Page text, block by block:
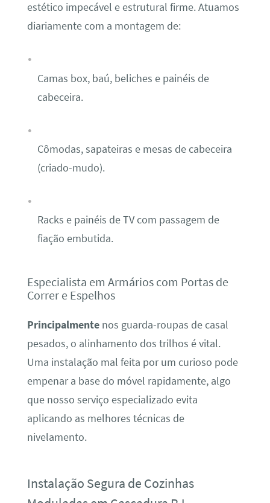
estético impecável e estrutural firme. Atuamos
diariamente com a montagem de:
Camas box, baú, beliches e painéis de
cabeceira.
Cômodas, sapateiras e mesas de cabeceira
(criado-mudo).
Racks e painéis de TV com passagem de
fiação embutida.
Especialista em Armários com Portas de
Correr e Espelhos
Principalmentenos guarda-roupas de casal
pesados, o alinhamento dos trilhos é vital.
Uma instalação mal feita por um curioso pode
empenar a base do móvel rapidamente, algo
que nosso serviço especializado evita
aplicando as melhores técnicas de
nivelamento.
Instalação Segura de Cozinhas